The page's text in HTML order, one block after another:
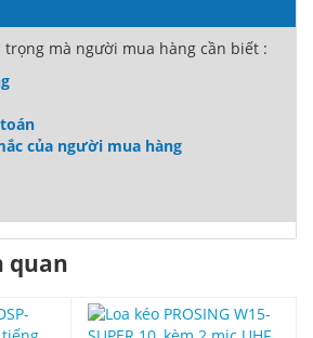
mà người mua hàng cần biết :
của người mua hàng
quan